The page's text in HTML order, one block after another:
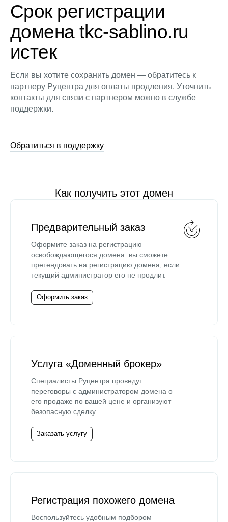
Срок регистрации
домена tkc-sablino.ru
истек
Если вы хотите сохранить домен — обратитесь к
партнеру Руцентра для оплаты продления. Уточнить
контакты для связи с партнером можно в службе
поддержки.
Обратиться в поддержку
Как получить этот домен
Предварительный заказ
Оформите заказ на регистрацию
освобождающегося домена: вы сможете
претендовать на регистрацию домена, если
текущий администратор его не продлит.
Оформить заказ
Услуга «Доменный брокер»
Специалисты Руцентра проведут
переговоры с администратором домена о
его продаже по вашей цене и организуют
безопасную сделку.
Заказать услугу
Регистрация похожего домена
Воспользуйтесь удобным подбором —